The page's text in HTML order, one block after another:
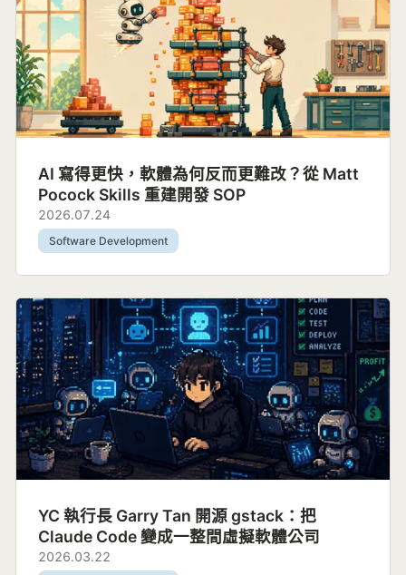
AI 寫得更快，軟體為何反而更難改？從 Matt
Pocock Skills 重建開發 SOP
2026.07.24
Software Development
YC 執行長 Garry Tan 開源 gstack：把
Claude Code 變成一整間虛擬軟體公司
2026.03.22